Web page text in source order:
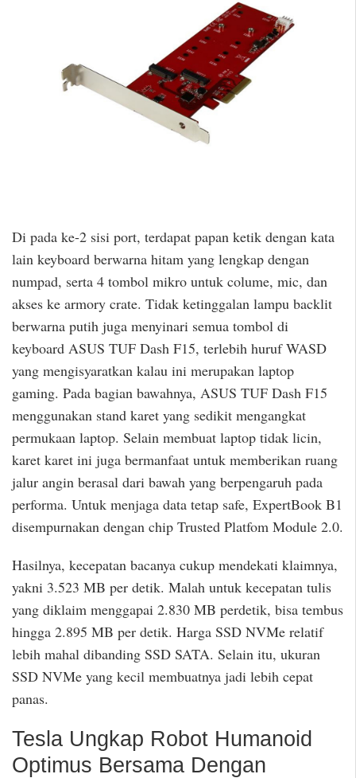
Di pada ke-2 sisi port, terdapat papan ketik dengan kata
lain keyboard berwarna hitam yang lengkap dengan
numpad, serta 4 tombol mikro untuk colume, mic, dan
akses ke armory crate. Tidak ketinggalan lampu backlit
berwarna putih juga menyinari semua tombol di
keyboard ASUS TUF Dash F15, terlebih huruf WASD
yang mengisyaratkan kalau ini merupakan laptop
gaming. Pada bagian bawahnya, ASUS TUF Dash F15
menggunakan stand karet yang sedikit mengangkat
permukaan laptop. Selain membuat laptop tidak licin,
karet karet ini juga bermanfaat untuk memberikan ruang
jalur angin berasal dari bawah yang berpengaruh pada
performa. Untuk menjaga data tetap safe, ExpertBook B1
disempurnakan dengan chip Trusted Platfom Module 2.0.
Hasilnya, kecepatan bacanya cukup mendekati klaimnya,
yakni 3.523 MB per detik. Malah untuk kecepatan tulis
yang diklaim menggapai 2.830 MB perdetik, bisa tembus
hingga 2.895 MB per detik. Harga SSD NVMe relatif
lebih mahal dibanding SSD SATA. Selain itu, ukuran
SSD NVMe yang kecil membuatnya jadi lebih cepat
panas.
Tesla Ungkap Robot Humanoid
Optimus Bersama Dengan